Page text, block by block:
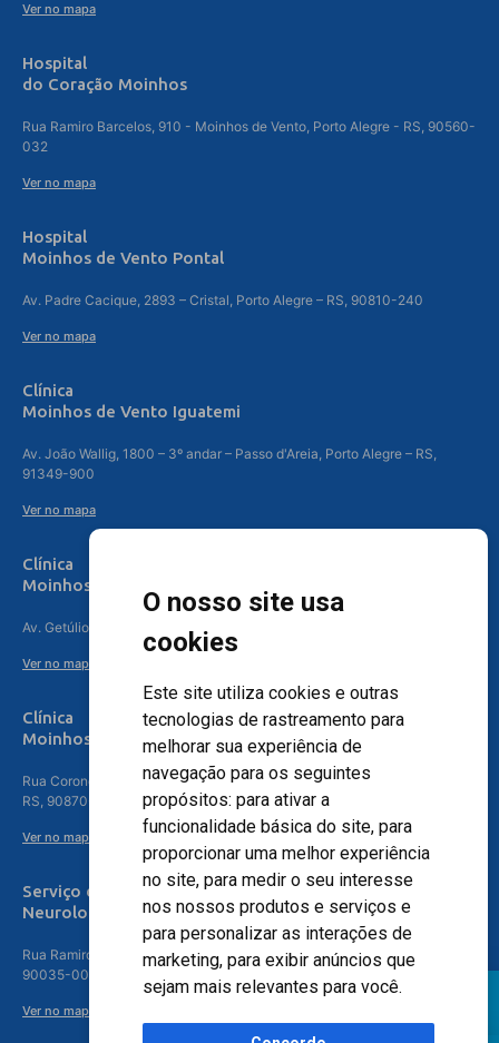
O nosso site usa
cookies
Este site utiliza cookies e outras
tecnologias de rastreamento para
melhorar sua experiência de
navegação para os seguintes
propósitos: para ativar a
funcionalidade básica do site, para
proporcionar uma melhor experiência
no site, para medir o seu interesse
nos nossos produtos e serviços e
para personalizar as interações de
marketing, para exibir anúncios que
sejam mais relevantes para você.
Ver no mapa
Hospital
do Coração Moinhos
Rua Ramiro Barcelos, 910 - Moinhos de Vento, Porto Alegre - RS, 90560-
032
Ver no mapa
Hospital
Moinhos de Vento Pontal
Av. Padre Cacique, 2893 – Cristal, Porto Alegre – RS, 90810-240
Ver no mapa
Clínica
Moinhos de Vento Iguatemi
Av. João Wallig, 1800 – 3º andar – Passo d'Areia, Porto Alegre – RS,
91349-900
Ver no mapa
Clínica
Moinhos de Vento Canoas
Av. Getúlio Vargas, 4841 – Centro, Canoas – RS, 92010-010
Ver no mapa
Clínica
Moinhos de Vento - Teresópolis
Rua Coronel Aparício Borges, 250 - 3º andar - Teresópolis, Porto Alegre -
RS, 90870-016
Ver no mapa
Serviço de
Neurologia
Rua Ramiro Barcelos, 630 – 5º andar – Floresta, Porto Alegre – RS,
90035-001
Ver no mapa